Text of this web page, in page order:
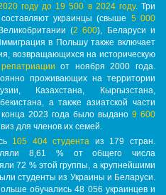
году до 19 500 в 2024 году. Три
украинцы (свыше 5 000
(2 600), Беларуси и
в Польшу также включает
возвращающихся на историческую
от ноября 2000 года.
проживающих на территории
Казахстана, Кыргызстана,
а также азиатской части
2023 года было выдано 9 600
для членов их семей.
105 404 студента из 179 стран.
8,61 % от общего числа
72 % этой группы, а крупнейшими
студенты из Украины и Беларуси.
обучались 48 056 украинцев и